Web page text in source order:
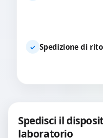
✓ Spedizione di
Spedisci il
laboratorio